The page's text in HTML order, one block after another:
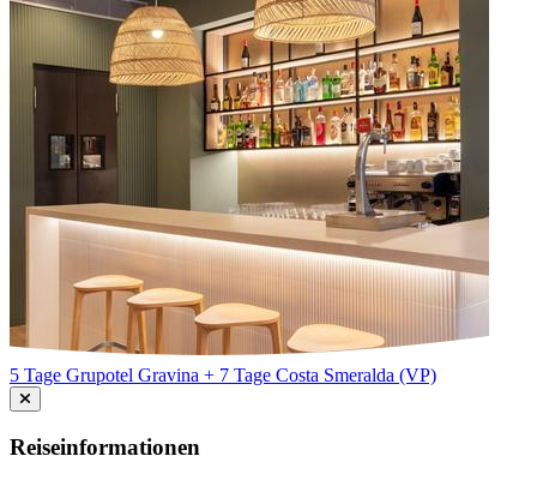
5 Tage Grupotel Gravina + 7 Tage Costa Smeralda (VP)
Reiseinformationen